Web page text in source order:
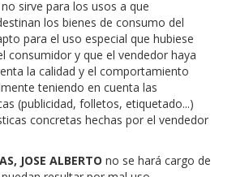
sirve para los usos a que
los bienes de consumo del
para el uso especial que hubiese
consumidor y que el vendedor haya
la calidad y el comportamiento
teniendo en cuenta las
(publicidad, folletos, etiquetado...)
concretas hechas por el vendedor
JOSE ALBERTO no se hará cargo de